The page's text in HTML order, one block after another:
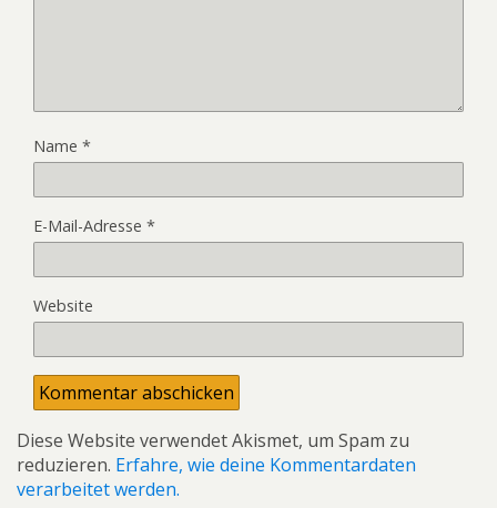
Name *
E-Mail-Adresse *
Website
Diese Website verwendet Akismet, um Spam zu
reduzieren. Erfahre, wie deine Kommentardaten
verarbeitet werden.